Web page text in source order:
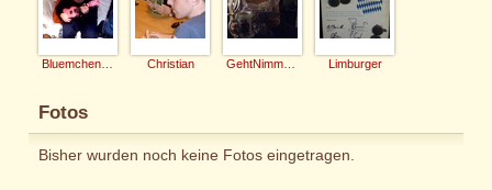
Christian Limburger
Fotos
Bisher wurden noch keine Fotos eingetragen.